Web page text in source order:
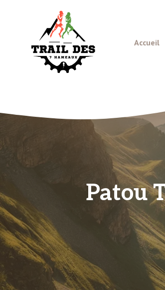
Accueil
Patou